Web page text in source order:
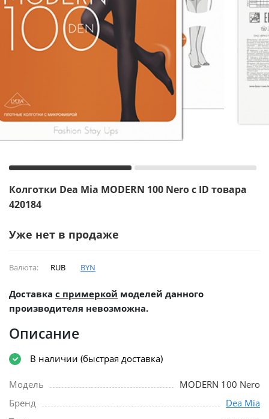
Колготки Dea Mia MODERN 100 Nero с ID товара
420184
Уже нет в продаже
Валюта: RUB BYN
Доставка с примеркой моделей данного
производителя невозможна.
Описание
В наличии (быстрая доставка)
Модель
MODERN 100 Nero
Бренд
Dea Mia